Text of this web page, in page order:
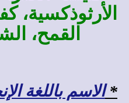
الأرثوذكسية،
القمح،
*الاسم باللغة